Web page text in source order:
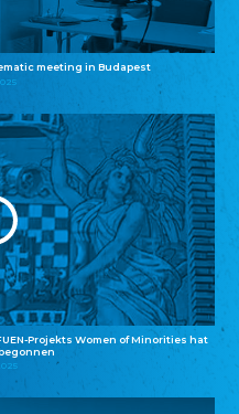
meeting in Budapest
Projekts Women of Minorities hat